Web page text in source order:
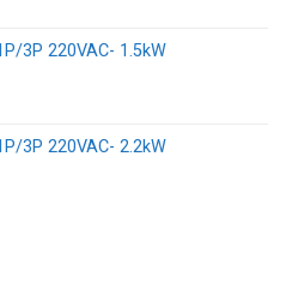
3P 220VAC- 1.5kW
3P 220VAC- 2.2kW